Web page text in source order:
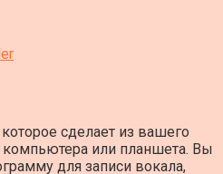
сделает из вашего
или планшета. Вы
для записи вокала,